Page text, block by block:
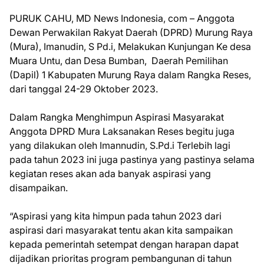
PURUK CAHU, MD News Indonesia, com – Anggota
Dewan Perwakilan Rakyat Daerah (DPRD) Murung Raya
(Mura), Imanudin, S Pd.i, Melakukan Kunjungan Ke desa
Muara Untu, dan Desa Bumban, Daerah Pemilihan
(Dapil) 1 Kabupaten Murung Raya dalam Rangka Reses,
dari tanggal 24-29 Oktober 2023.
Dalam Rangka Menghimpun Aspirasi Masyarakat
Anggota DPRD Mura Laksanakan Reses begitu juga
yang dilakukan oleh Imannudin, S.Pd.i Terlebih lagi
pada tahun 2023 ini juga pastinya yang pastinya selama
kegiatan reses akan ada banyak aspirasi yang
disampaikan.
“Aspirasi yang kita himpun pada tahun 2023 dari
aspirasi dari masyarakat tentu akan kita sampaikan
kepada pemerintah setempat dengan harapan dapat
dijadikan prioritas program pembangunan di tahun